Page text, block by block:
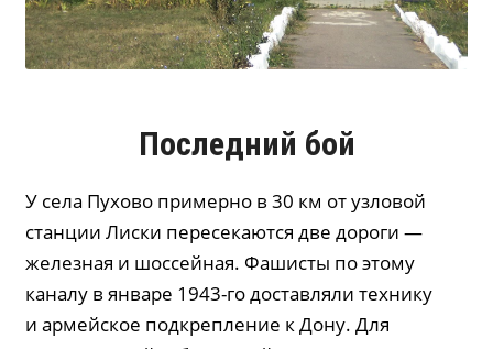
Последний бой
У села Пухово примерно в 30 км от узловой
станции Лиски пересекаются две дороги —
железная и шоссейная. Фашисты по этому
каналу в январе 1943-го доставляли технику
и армейское подкрепление к Дону. Для